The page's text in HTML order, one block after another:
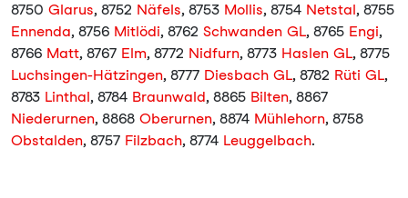
8750 Glarus, 8752 Näfels, 8753 Mollis, 8754 Netstal, 8755
Ennenda, 8756 Mitlödi, 8762 Schwanden GL, 8765 Engi,
8766 Matt, 8767 Elm, 8772 Nidfurn, 8773 Haslen GL, 8775
Luchsingen-Hätzingen, 8777 Diesbach GL, 8782 Rüti GL,
8783 Linthal, 8784 Braunwald, 8865 Bilten, 8867
Niederurnen, 8868 Oberurnen, 8874 Mühlehorn, 8758
Obstalden, 8757 Filzbach, 8774 Leuggelbach.